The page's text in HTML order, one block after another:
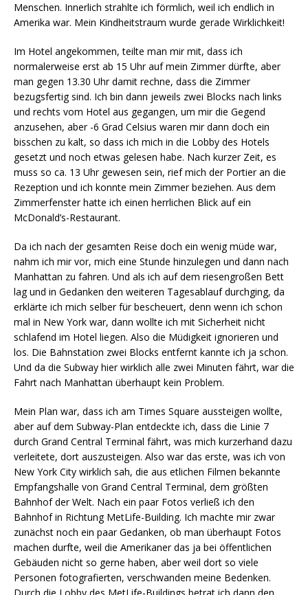
Menschen. Innerlich strahlte ich förmlich, weil ich endlich in
Amerika war. Mein Kindheitstraum wurde gerade Wirklichkeit!
Im Hotel angekommen, teilte man mir mit, dass ich
normalerweise erst ab 15 Uhr auf mein Zimmer dürfte, aber
man gegen 13.30 Uhr damit rechne, dass die Zimmer
bezugsfertig sind. Ich bin dann jeweils zwei Blocks nach links
und rechts vom Hotel aus gegangen, um mir die Gegend
anzusehen, aber -6 Grad Celsius waren mir dann doch ein
bisschen zu kalt, so dass ich mich in die Lobby des Hotels
gesetzt und noch etwas gelesen habe. Nach kurzer Zeit, es
muss so ca. 13 Uhr gewesen sein, rief mich der Portier an die
Rezeption und ich konnte mein Zimmer beziehen. Aus dem
Zimmerfenster hatte ich einen herrlichen Blick auf ein
McDonald’s-Restaurant.
Da ich nach der gesamten Reise doch ein wenig müde war,
nahm ich mir vor, mich eine Stunde hinzulegen und dann nach
Manhattan zu fahren. Und als ich auf dem riesengroßen Bett
lag und in Gedanken den weiteren Tagesablauf durchging, da
erklärte ich mich selber für bescheuert, denn wenn ich schon
mal in New York war, dann wollte ich mit Sicherheit nicht
schlafend im Hotel liegen. Also die Müdigkeit ignorieren und
los. Die Bahnstation zwei Blocks entfernt kannte ich ja schon.
Und da die Subway hier wirklich alle zwei Minuten fährt, war die
Fahrt nach Manhattan überhaupt kein Problem.
Mein Plan war, dass ich am Times Square aussteigen wollte,
aber auf dem Subway-Plan entdeckte ich, dass die Linie 7
durch Grand Central Terminal fährt, was mich kurzerhand dazu
verleitete, dort auszusteigen. Also war das erste, was ich von
New York City wirklich sah, die aus etlichen Filmen bekannte
Empfangshalle von Grand Central Terminal, dem größten
Bahnhof der Welt. Nach ein paar Fotos verließ ich den
Bahnhof in Richtung MetLife-Building. Ich machte mir zwar
zunächst noch ein paar Gedanken, ob man überhaupt Fotos
machen durfte, weil die Amerikaner das ja bei öffentlichen
Gebäuden nicht so gerne haben, aber weil dort so viele
Personen fotografierten, verschwanden meine Bedenken.